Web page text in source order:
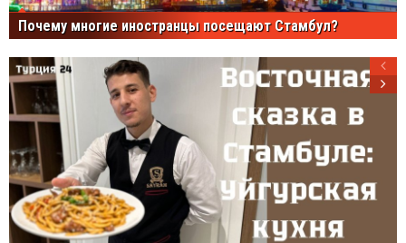
Почему многие иностранцы посещают Стамбул?